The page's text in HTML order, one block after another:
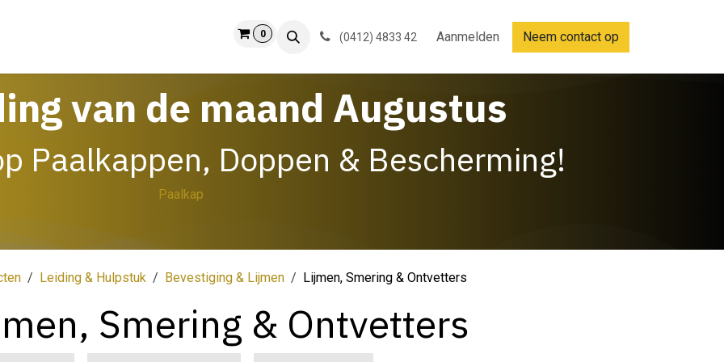
0 (0412) 4833 42 Aanmelden Neem contact op
van de maand Augustus
Paalkappen, Doppen & Bescherming!
Paalkap
Leiding & Hulpstuk Bevestiging & Lijmen Lijmen, Smering & Ontvetters
Smering & Ontvetters